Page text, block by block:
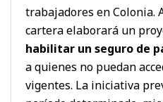
trabajadores en Colonia.
cartera elaborará un
habilitar un seguro de
a quienes no puedan
vigentes. La iniciativa